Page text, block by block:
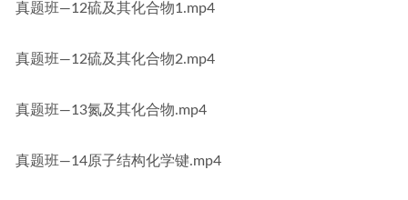
真题班—12硫及其化合物1.mp4
真题班—12硫及其化合物2.mp4
真题班—13氮及其化合物.mp4
真题班—14原子结构化学键.mp4